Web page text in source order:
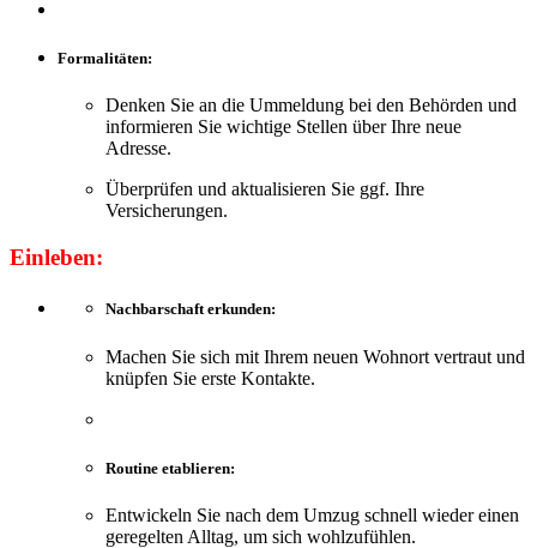
Formalitäten:
Denken Sie an die Ummeldung bei den Behörden und
informieren Sie wichtige Stellen über Ihre neue
Adresse.
Überprüfen und aktualisieren Sie ggf. Ihre
Versicherungen.
Einleben:
Nachbarschaft erkunden:
Machen Sie sich mit Ihrem neuen Wohnort vertraut und
knüpfen Sie erste Kontakte.
Routine etablieren:
Entwickeln Sie nach dem Umzug schnell wieder einen
geregelten Alltag, um sich wohlzufühlen.